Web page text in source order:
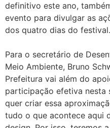
definitivo este ano,
evento para divulgar as
dos quatro dias do festival.
Para o secretário de
Meio Ambiente, Bruno
Prefeitura vai além do
participação efetiva nesta
quer criar essa
tudo o que acontece aqui